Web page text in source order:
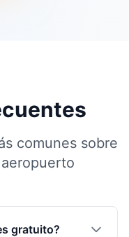
comunes sobre
gratuito?